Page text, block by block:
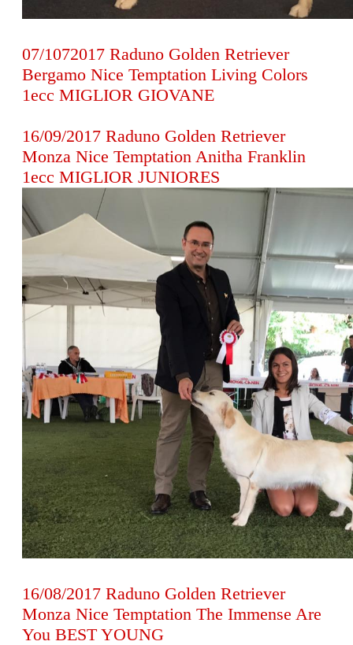
07/1072017 Raduno Golden Retriever
Bergamo Nice Temptation Living Colors
1ecc MIGLIOR GIOVANE
16/09/2017 Raduno Golden Retriever
Monza Nice Temptation Anitha Franklin
1ecc MIGLIOR JUNIORES
16/08/2017 Raduno Golden Retriever
Monza Nice Temptation The Immense Are
You BEST YOUNG